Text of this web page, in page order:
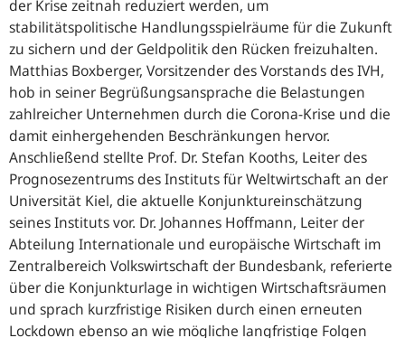
der Krise zeitnah reduziert werden, um
stabilitätspolitische Handlungsspielräume für die Zukunft
zu sichern und der Geldpolitik den Rücken freizuhalten.
Matthias Boxberger, Vorsitzender des Vorstands des IVH,
hob in seiner Begrüßungsansprache die Belastungen
zahlreicher Unternehmen durch die Corona-Krise und die
damit einhergehenden Beschränkungen hervor.
Anschließend stellte Prof. Dr. Stefan Kooths, Leiter des
Prognosezentrums des Instituts für Weltwirtschaft an der
Universität Kiel, die aktuelle Konjunktureinschätzung
seines Instituts vor. Dr. Johannes Hoffmann, Leiter der
Abteilung Internationale und europäische Wirtschaft im
Zentralbereich Volkswirtschaft der Bundesbank, referierte
über die Konjunkturlage in wichtigen Wirtschaftsräumen
und sprach kurzfristige Risiken durch einen erneuten
Lockdown ebenso an wie mögliche langfristige Folgen